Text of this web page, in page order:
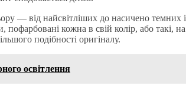
— від найсвітліших до насичено темних і
кожна в свій колір, або такі, на
подібності оригіналу.
освітлення